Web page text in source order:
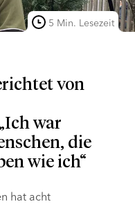
5 Min. Lesezeit
von
war
die
wie ich“
hat acht